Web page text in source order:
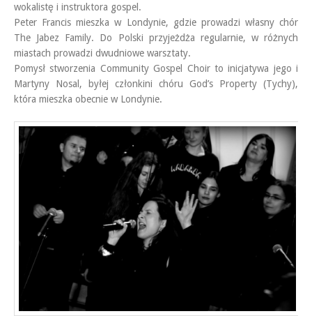
wokalistę i instruktora gospel.
Peter Francis mieszka w Londynie, gdzie prowadzi własny chór
The Jabez Family. Do Polski przyjeżdża regularnie, w różnych
miastach prowadzi dwudniowe warsztaty.
Pomysł stworzenia Community Gospel Choir to inicjatywa jego i
Martyny Nosal, byłej członkini chóru God’s Property (Tychy),
która mieszka obecnie w Londynie.